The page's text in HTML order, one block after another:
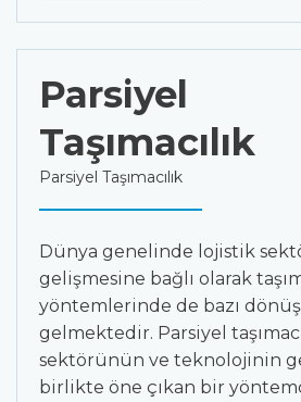
Parsiyel
Taşımacılık
Parsiyel Taşımacılık
Dünya genelinde lojistik
gelişmesine bağlı olarak
yöntemlerinde de bazı
gelmektedir. Parsiyel
sektörünün ve teknolojinin
birlikte öne çıkan bir